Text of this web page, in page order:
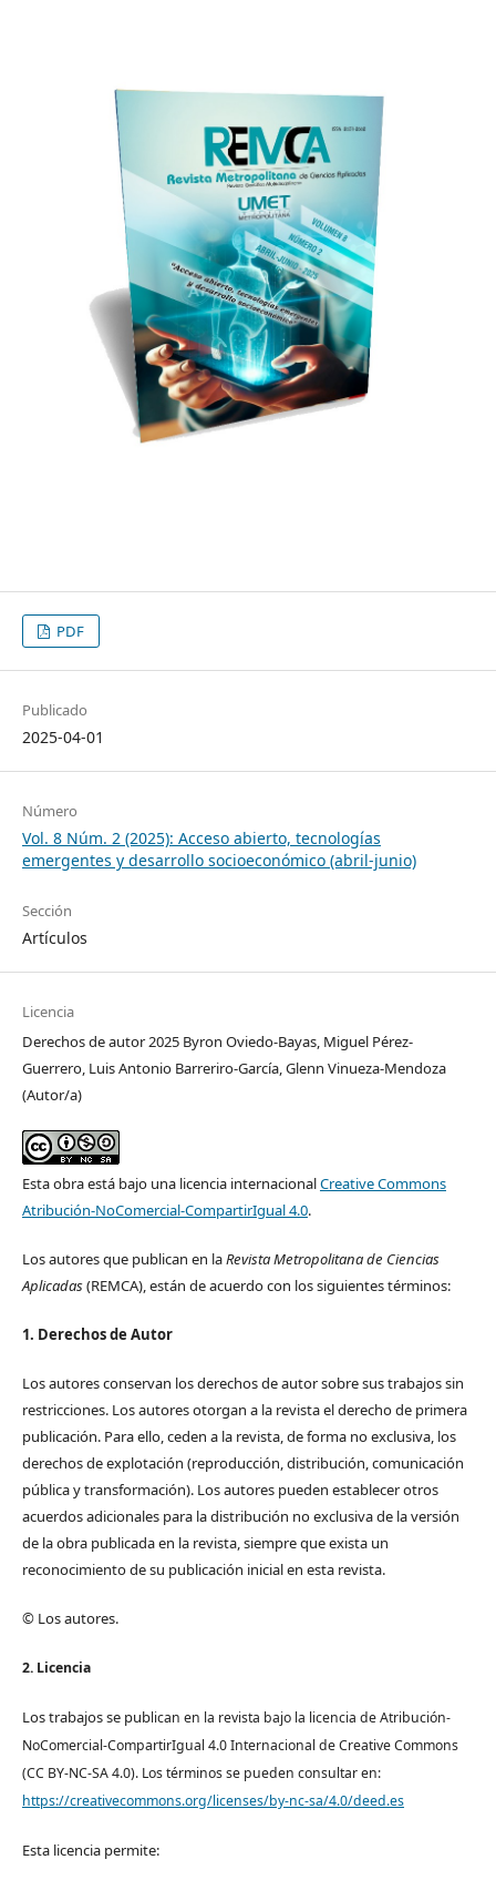
PDF
Publicado
2025-04-01
Número
Vol. 8 Núm. 2 (2025): Acceso abierto, tecnologías
emergentes y desarrollo socioeconómico (abril-junio)
Sección
Artículos
Licencia
Derechos de autor 2025 Byron Oviedo-Bayas, Miguel Pérez-
Guerrero, Luis Antonio Barreriro-García, Glenn Vinueza-Mendoza
(Autor/a)
Esta obra está bajo una licencia internacionalCreative Commons
Atribución-NoComercial-CompartirIgual 4.0.
Los autores que publican en laRevista Metropolitana de Ciencias
Aplicadas(REMCA), están de acuerdo con los siguientes términos:
1. Derechos de Autor
Los autores conservan los derechos de autor sobre sus trabajos sin
restricciones. Los autores otorgan a la revista el derecho de primera
publicación. Para ello, ceden a la revista, de forma no exclusiva, los
derechos de explotación (reproducción, distribución, comunicación
pública y transformación). Los autores pueden establecer otros
acuerdos adicionales para la distribución no exclusiva de la versión
de la obra publicada en la revista, siempre que exista un
reconocimiento de su publicación inicial en esta revista.
© Los autores.
2. Licencia
Los trabajos se publican en la revista bajo la licencia de Atribución-
NoComercial-CompartirIgual 4.0 Internacional de Creative Commons
(CC BY-NC-SA 4.0). Los términos se pueden consultar en:
https://creativecommons.org/licenses/by-nc-sa/4.0/deed.es
Esta licencia permite: